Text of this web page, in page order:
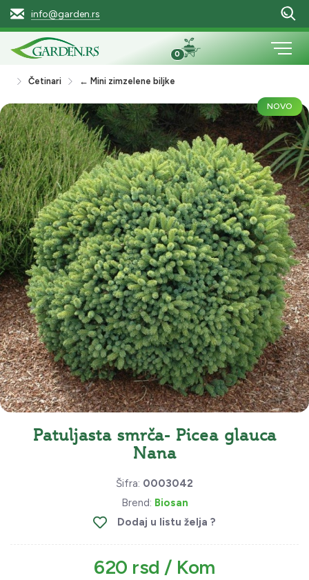
info@garden.rs
0
Četinari ← Mini zimzelene biljke
NOVO
Patuljasta smrča- Picea glauca
Nana
Šifra: 0003042
Brend: Biosan
Dodaj u listu želja ?
620 rsd / Kom